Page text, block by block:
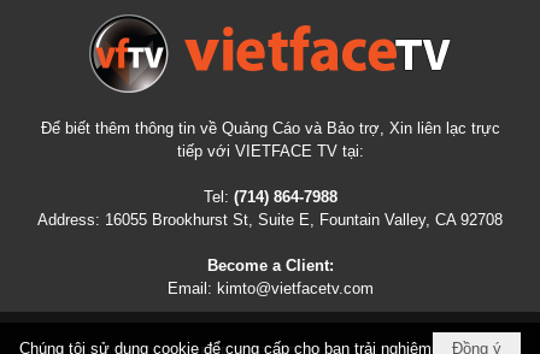
Để biết thêm thông tin về Quảng Cáo và Bảo trợ, Xin liên lạc trực
tiếp với VIETFACE TV tại:
Tel: (714) 864-7988
Address: 16055 Brookhurst St, Suite E, Fountain Valley, CA 92708
Become a Client:
Email: kimto@vietfacetv.com
Đồng ý
Chúng tôi sử dụng cookie để cung cấp cho bạn trải nghiệm